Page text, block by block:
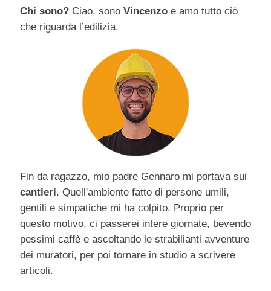
Chi sono? Ciao, sono Vincenzo e amo tutto ciò
che riguarda l’edilizia.
Fin da ragazzo, mio padre Gennaro mi portava sui
cantieri. Quell'ambiente fatto di persone umili,
gentili e simpatiche mi ha colpito. Proprio per
questo motivo, ci passerei intere giornate, bevendo
pessimi caffè e ascoltando le strabilianti avventure
dei muratori, per poi tornare in studio a scrivere
articoli.